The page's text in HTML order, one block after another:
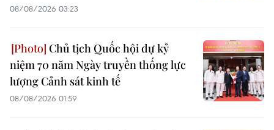
08/08/2026 03:23
Chủ tịch Quốc hội dự kỷ
niệm 70 năm Ngày truyền thống lực
lượng Cảnh sát kinh tế
08/08/2026 01:59